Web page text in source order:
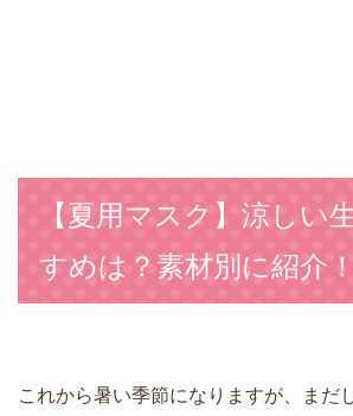
【夏用マスク】涼しい
すめは？素材別に紹介！
これから暑い季節になりますが、まだ